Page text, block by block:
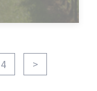
Page
4
Page
>